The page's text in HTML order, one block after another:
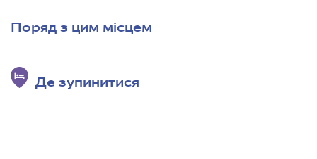
Поряд з цим місцем
Де зупинитися